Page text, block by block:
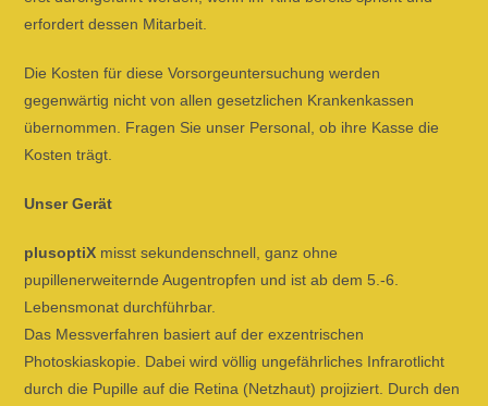
erfordert dessen Mitarbeit.
Die Kosten für diese Vorsorgeuntersuchung werden
gegenwärtig nicht von allen gesetzlichen Krankenkassen
übernommen. Fragen Sie unser Personal, ob ihre Kasse die
Kosten trägt.
Unser Gerät
plusoptiX misst sekundenschnell, ganz ohne
pupillenerweiternde Augentropfen und ist ab dem 5.-6.
Lebensmonat durchführbar.
Das Messverfahren basiert auf der exzentrischen
Photoskiaskopie. Dabei wird völlig ungefährliches Infrarotlicht
durch die Pupille auf die Retina (Netzhaut) projiziert. Durch den